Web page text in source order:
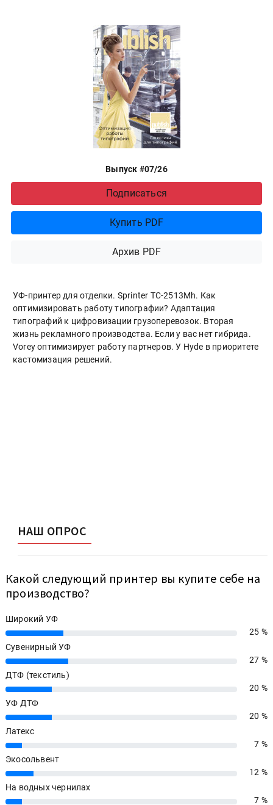
Выпуск #07/26
Подписаться
Купить PDF
Архив PDF
УФ-принтер для отделки. Sprinter ТС-2513Mh. Как
оптимизировать работу типографии? Адаптация
типографий к цифровизации грузоперевозок. Вторая
жизнь рекламного производства. Если у вас нет гибрида.
Vorey оптимизирует работу партнеров. У Hyde в приоритете
кастомизация решений.
НАШ ОПРОС
Какой следующий принтер вы купите себе на
производство?
Широкий УФ
25%
25 %
Сувенирный УФ
27%
27 %
ДТФ (текстиль)
20%
20 %
УФ ДТФ
20%
20 %
Латекс
7%
7 %
Экосольвент
12%
12 %
На водных чернилах
7%
7 %